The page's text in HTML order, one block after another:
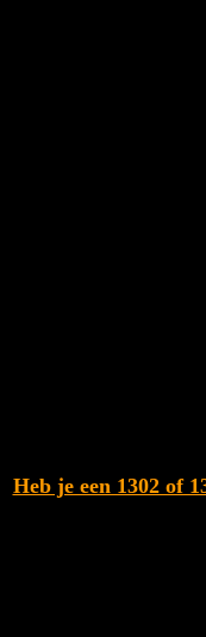
Heb je een 1302 of